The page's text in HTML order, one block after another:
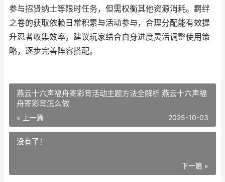
参与招贤纳士等限时任务，但需权衡其他资源消耗。羁绊
之卷的获取依赖日常积累与活动参与，合理分配能有效提
升忍者收集效率。建议玩家结合自身进度灵活调整使用策
略，逐步完善阵容搭配。
燕云十六声福舟寄彩宵活动主题方法全解析 燕云十六声福
舟寄彩宵怎么做
« 上一篇 2025-10-03
没有了！
下一篇 »